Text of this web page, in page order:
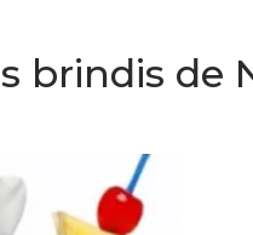
brindis de